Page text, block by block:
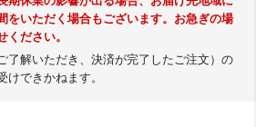
をいただく場合もございます。お急ぎの場
ください。
了解いただき、決済が完了したご注文）の
けできかねます。